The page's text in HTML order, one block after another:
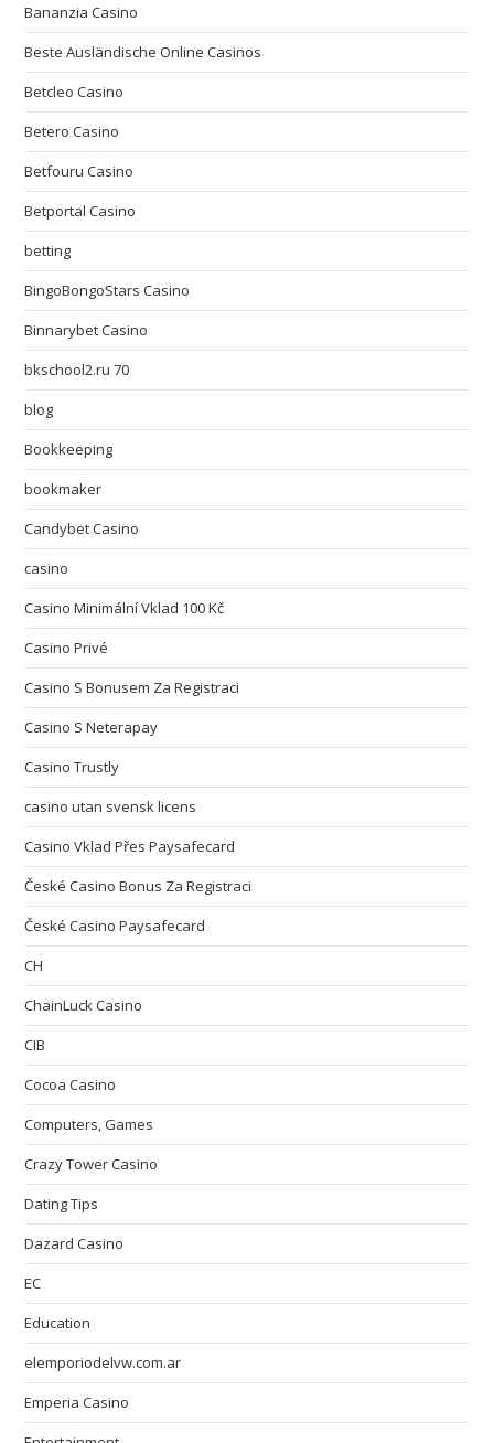
Bananzia Casino
Beste Ausländische Online Casinos
Betcleo Casino
Betero Casino
Betfouru Casino
Betportal Casino
betting
BingoBongoStars Casino
Binnarybet Casino
bkschool2.ru 70
blog
Bookkeeping
bookmaker
Candybet Casino
casino
Casino Minimální Vklad 100 Kč
Casino Privé
Casino S Bonusem Za Registraci
Casino S Neterapay
Casino Trustly
casino utan svensk licens
Casino Vklad Přes Paysafecard
České Casino Bonus Za Registraci
České Casino Paysafecard
CH
ChainLuck Casino
CIB
Cocoa Casino
Computers, Games
Crazy Tower Сasino
Dating Tips
Dazard Casino
EC
Education
elemporiodelvw.com.ar
Emperia Casino